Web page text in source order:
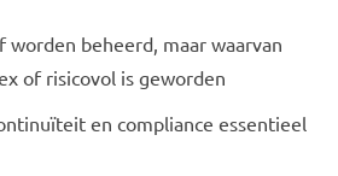
worden beheerd, maar waarvan
of risicovol is geworden
en compliance essentieel